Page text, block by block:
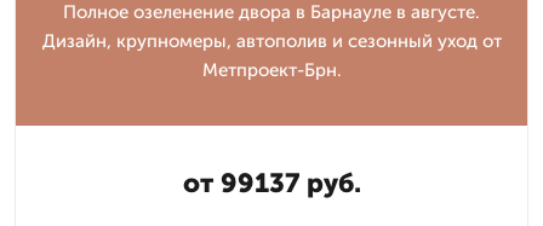
Полное озеленение двора в Барнауле в августе.
Дизайн, крупномеры, автополив и сезонный уход от
Метпроект-Брн.
от 99137 руб.